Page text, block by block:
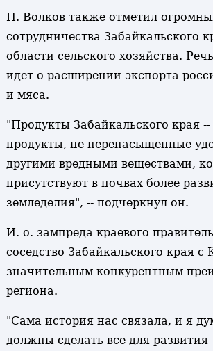
П. Волков также отметил
сотрудничества Забайкальского
области сельского хозяйства.
идет о расширении экспорта
и мяса.
"Продукты Забайкальского края
продукты, не перенасыщенные
другими вредными веществами,
присутствуют в почвах более
земледелия", -- подчеркнул он.
И. о. зампреда краевого
соседство Забайкальского края с
значительным конкурентным
региона.
"Сама история нас связала, и я
должны сделать все для развития